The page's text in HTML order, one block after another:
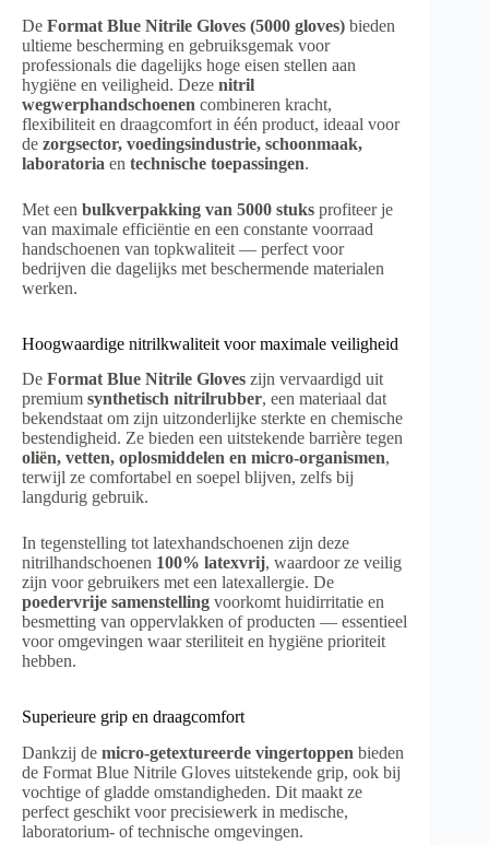
De Format Blue Nitrile Gloves (5000 gloves) bieden
ultieme bescherming en gebruiksgemak voor
professionals die dagelijks hoge eisen stellen aan
hygiëne en veiligheid. Deze nitril
wegwerphandschoenen combineren kracht,
flexibiliteit en draagcomfort in één product, ideaal voor
de zorgsector, voedingsindustrie, schoonmaak,
laboratoria en technische toepassingen.
Met een bulkverpakking van 5000 stuks profiteer je
van maximale efficiëntie en een constante voorraad
handschoenen van topkwaliteit — perfect voor
bedrijven die dagelijks met beschermende materialen
werken.
Hoogwaardige nitrilkwaliteit voor maximale veiligheid
De Format Blue Nitrile Gloves zijn vervaardigd uit
premium synthetisch nitrilrubber, een materiaal dat
bekendstaat om zijn uitzonderlijke sterkte en chemische
bestendigheid. Ze bieden een uitstekende barrière tegen
oliën, vetten, oplosmiddelen en micro-organismen,
terwijl ze comfortabel en soepel blijven, zelfs bij
langdurig gebruik.
In tegenstelling tot latexhandschoenen zijn deze
nitrilhandschoenen 100% latexvrij, waardoor ze veilig
zijn voor gebruikers met een latexallergie. De
poedervrije samenstelling voorkomt huidirritatie en
besmetting van oppervlakken of producten — essentieel
voor omgevingen waar steriliteit en hygiëne prioriteit
hebben.
Superieure grip en draagcomfort
Dankzij de micro-getextureerde vingertoppen bieden
de Format Blue Nitrile Gloves uitstekende grip, ook bij
vochtige of gladde omstandigheden. Dit maakt ze
perfect geschikt voor precisiewerk in medische,
laboratorium- of technische omgevingen.